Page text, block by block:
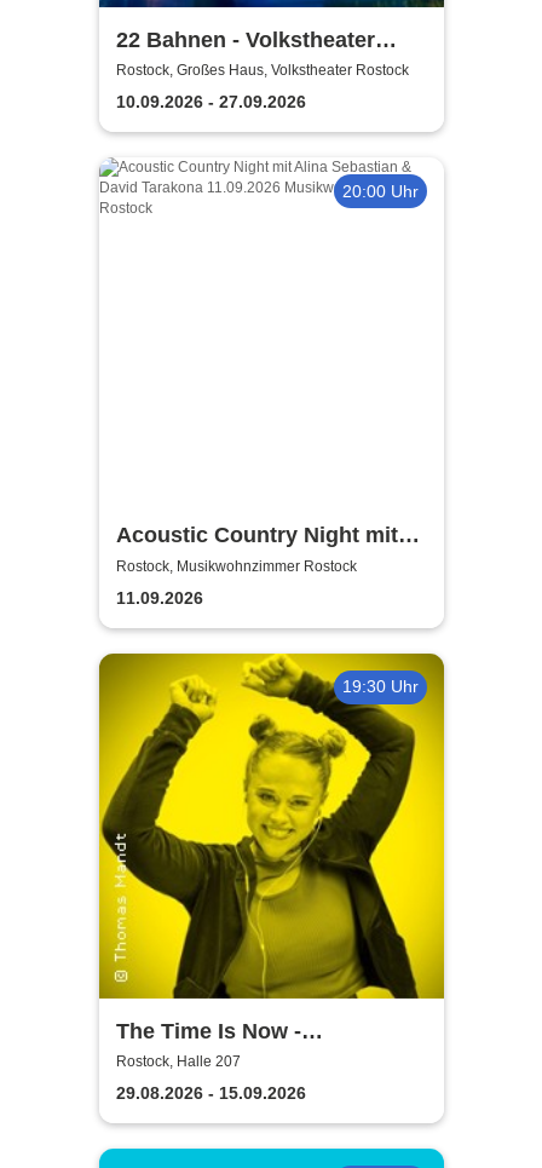
22 Bahnen - Volkstheater
Rostock
Rostock, Großes Haus, Volkstheater Rostock
10.09.2026 - 27.09.2026
20:00 Uhr
Acoustic Country Night mit
Alina Sebastian & David
Tarakona | Musikwohnzimmer
Rostock
Rostock, Musikwohnzimmer Rostock
11.09.2026
19:30 Uhr
The Time Is Now -
Volkstheater Rostock
Rostock, Halle 207
29.08.2026 - 15.09.2026